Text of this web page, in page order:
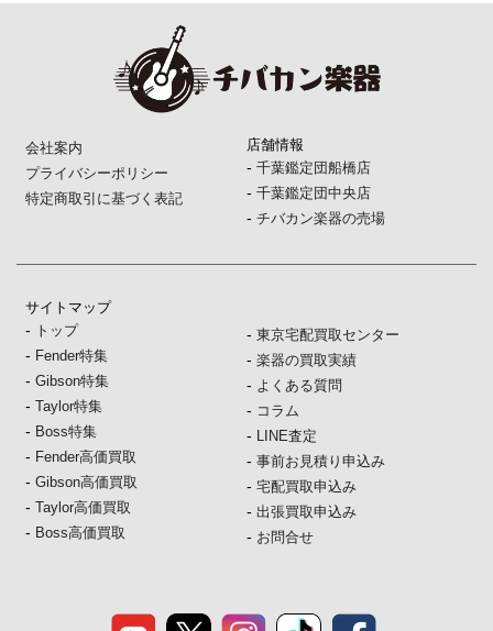
会社案内
プライバシーポリシー
特定商取引に基づく表記
店舗情報
- 千葉鑑定団船橋店
- 千葉鑑定団中央店
- チバカン楽器の売場
サイトマップ
- トップ
- Fender特集
-Gibson特集
-Taylor特集
- Boss特集
- Fender高価買取
-Gibson高価買取
-Taylor高価買取
- Boss高価買取
- 東京宅配買取センター
- 楽器の買取実績
- よくある質問
- コラム
- LINE査定
- 事前お見積り申込み
- 宅配買取申込み
- 出張買取申込み
- お問合せ